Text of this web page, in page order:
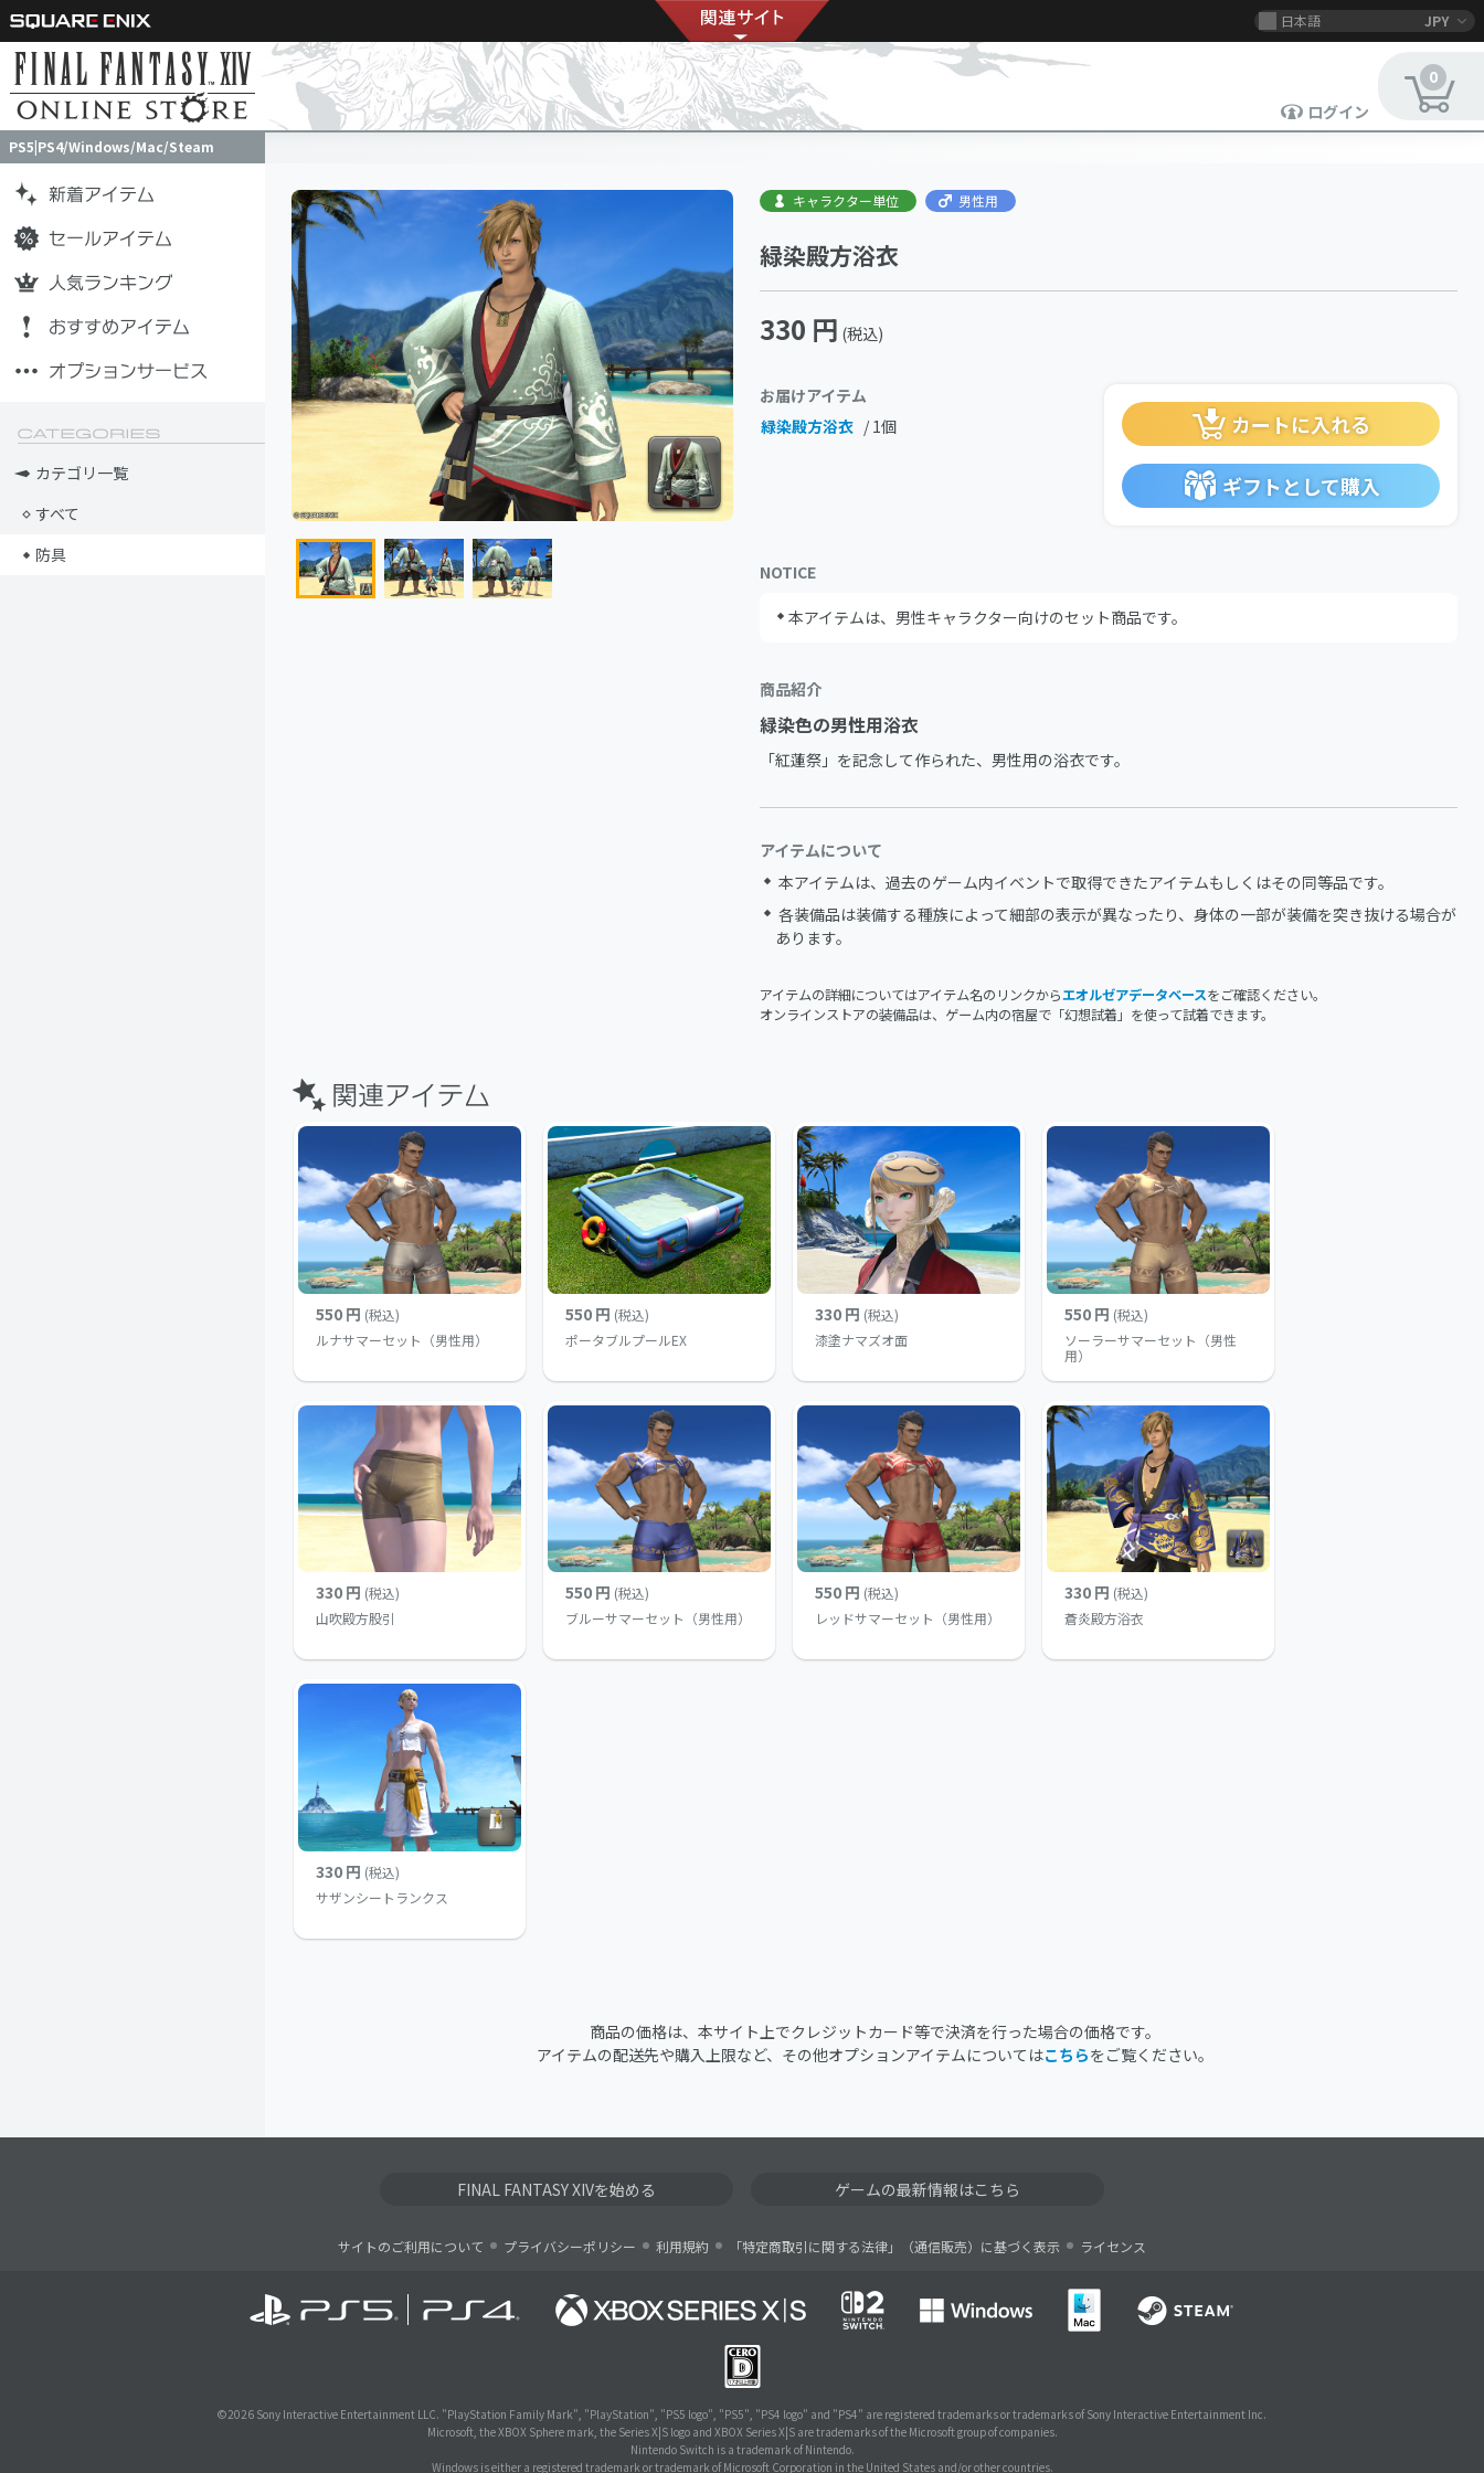
日本語 JPY
ログイン
0
PS5|PS4/Windows/Mac/Steam
PS5|PS4/Windows/Mac/Steam
カテゴリ一覧
すべて
防具
キャラクター単位 男性用
緑染殿方浴衣
330 円 (税込)
カートに入れる
ギフトとして購入
お届けアイテム
緑染殿方浴衣 / 1個
NOTICE
本アイテムは、男性キャラクター向けのセット商品です。
商品紹介
緑染色の男性用浴衣
「紅蓮祭」を記念して作られた、男性用の浴衣です。
アイテムについて
本アイテムは、過去のゲーム内イベントで取得できたアイテムもしくはその同等品です。
各装備品は装備する種族によって細部の表示が異なったり、身体の一部が装備を突き抜ける場合が
あります。
アイテムの詳細についてはアイテム名のリンクからエオルゼアデータベースをご確認ください。
オンラインストアの装備品は、ゲーム内の宿屋で「幻想試着」を使って試着できます。
550 円 (税込)
ルナサマーセット（男性用）
550 円 (税込)
ポータブルプールEX
330 円 (税込)
漆塗ナマズオ面
550 円 (税込)
ソーラーサマーセット（男性
用）
330 円 (税込)
山吹殿方股引
550 円 (税込)
ブルーサマーセット（男性用）
550 円 (税込)
レッドサマーセット（男性用）
330 円 (税込)
蒼炎殿方浴衣
330 円 (税込)
サザンシートランクス
商品の価格は、本サイト上でクレジットカード等で決済を行った場合の価格です。
アイテムの配送先や購入上限など、その他オプションアイテムについてはこちらをご覧ください。
FINAL FANTASY XIVを始める ゲームの最新情報はこちら
サイトのご利用について プライバシーポリシー 利用規約 「特定商取引に関する法律」（通信販売）に基づく表示 ライセンス
©2026 Sony Interactive Entertainment LLC. "PlayStation Family Mark", "PlayStation", "PS5 logo", "PS5", "PS4 logo" and "PS4" are registered trademarks or trademarks of Sony Interactive Entertainment Inc.
Microsoft, the XBOX Sphere mark, the Series X|S logo and XBOX Series X|S are trademarks of the Microsoft group of companies.
Nintendo Switch is a trademark of Nintendo.
Windows is either a registered trademark or trademark of Microsoft Corporation in the United States and/or other countries.